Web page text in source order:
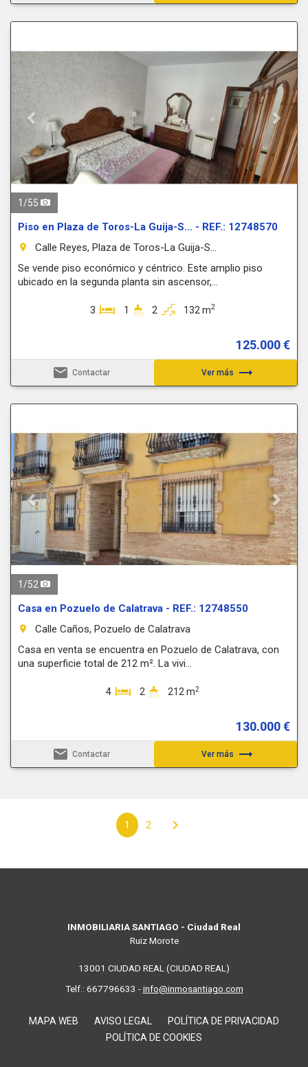
Next
1 /55
Piso en Plaza de Toros-La Guija-S... - REF.: 12748570
room
Calle Reyes, Plaza de Toros-La Guija-S...
Se vende piso económico y céntrico. Este amplio piso
ubicado en la segunda planta sin ascensor,...
3 1 2 132 m2
125.000 €
email Contactar Ver más trending_flat
Next
1 /52
Casa en Pozuelo de Calatrava - REF.: 12748550
room
Calle Caños, Pozuelo de Calatrava
Casa en venta se encuentra en Pozuelo de Calatrava, con
una superficie total de 212 m². La vivi...
4 2 212 m2
130.000 €
email Contactar Ver más trending_flat
1 2 chevron_right
INMOBILIARIA SANTIAGO - Ciudad Real
Ruiz Morote
13001 CIUDAD REAL (CIUDAD REAL)
Telf.: 667796633 -info@inmosantiago.com
MAPA WEB AVISO LEGAL
POLÍTICA DE PRIVACIDAD
POLÍTICA DE COOKIES